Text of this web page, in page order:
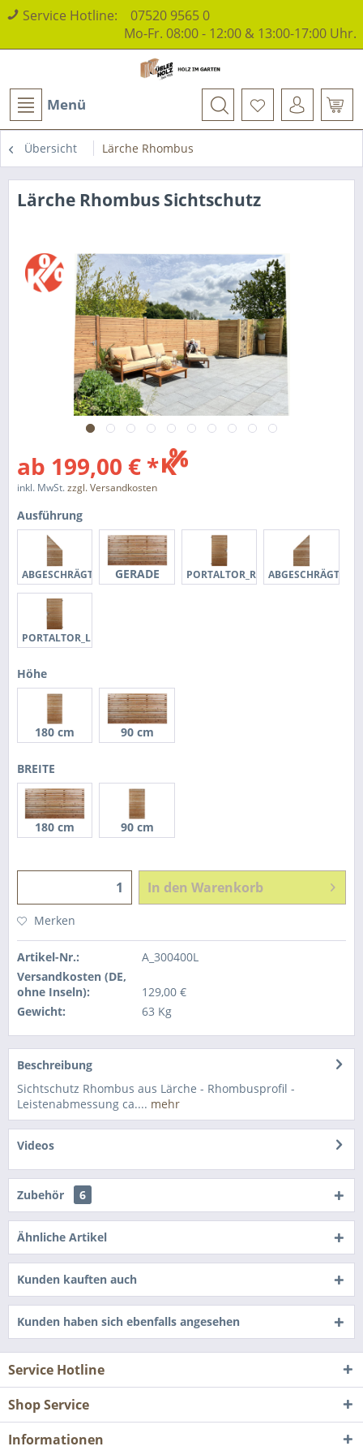
Service Hotline: 07520 9565 0
Mo-Fr. 08:00 - 12:00 & 13:00-17:00 Uhr.
Menü
Übersicht Lärche Rhombus
Lärche Rhombus Sichtschutz
ab 199,00 € *
inkl. MwSt.zzgl. Versandkosten
Ausführung
ABGESCHRÄGT_RE GERADE PORTALTOR_RE ABGESCHRÄGT_LI
PORTALTOR_LI
Höhe
180 cm 90 cm
BREITE
180 cm 90 cm
In den Warenkorb
Merken
Artikel-Nr.:
A_300400L
Versandkosten (DE,
ohne Inseln):
129,00 €
Gewicht:
63 Kg
Beschreibung
Sichtschutz Rhombus aus Lärche - Rhombusprofil -
Leistenabmessung ca.... mehr
Videos
Zubehör 6
Ähnliche Artikel
Kunden kauften auch
Kunden haben sich ebenfalls angesehen
Service Hotline
Shop Service
Informationen